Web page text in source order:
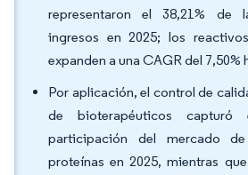
representaron el 38,21% de
ingresos en 2025; los
expanden a una CAGR del 7,50%
Por aplicación, el control de
de bioterapéuticos
participación del mercado
proteínas en 2025, mientras